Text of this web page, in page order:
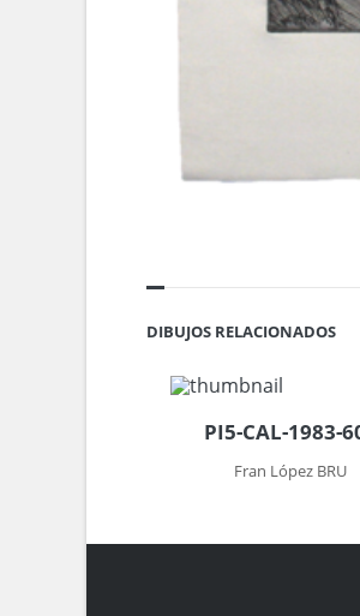
DIBUJOS RELACIONADOS
PI5-CAL-1983-
Fran López BRU